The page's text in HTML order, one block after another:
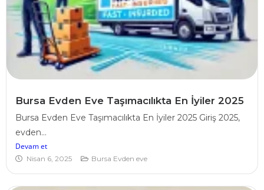
Bursa Evden Eve Taşımacılıkta En İyiler 2025
Bursa Evden Eve Taşımacılıkta En İyiler 2025 Giriş 2025,
evden...
Devam et
Nisan 6, 2025 Bursa Evden eve